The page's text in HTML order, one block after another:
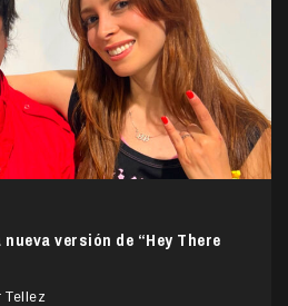
versión de “Hey There
Tellez